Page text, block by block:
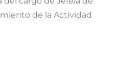
de la Actividad